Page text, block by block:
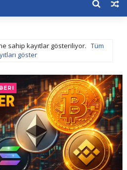
sahip kayıtlar gösteriliyor. Tüm
göster